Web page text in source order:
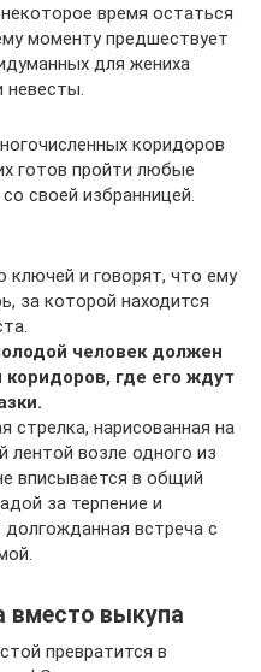
время остаться
моменту предшествует
для жениха
невесты.
коридоров
готов пройти любые
своей избранницей.
и говорят, что ему
за которой находится
человек должен
где его ждут
нарисованная на
лентой возле одного из
вписывается в общий
за терпение и
встреча с
вместо выкупа
превратится в